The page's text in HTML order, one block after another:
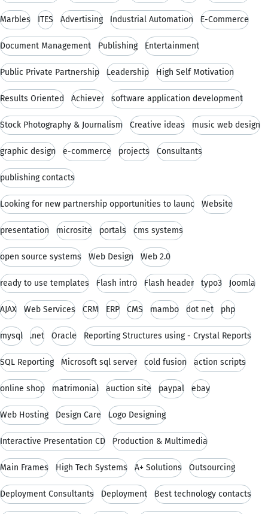
Marbles ITES Advertising Industrial Automation E-Commerce
Document Management Publishing Entertainment
Public Private Partnership Leadership High Self Motivation
Results Oriented Achiever software application development
Stock Photography & Journalism Creative ideas music web design
graphic design e-commerce projects Consultants
publishing contacts
Looking for new partnership opportunities to launc Website
presentation microsite portals cms systems
open source systems Web Design Web 2.0
ready to use templates Flash intro Flash header typo3 Joomla
AJAX Web Services CRM ERP CMS mambo dot net php
mysql .net Oracle Reporting Structures using - Crystal Reports
SQL Reporting Microsoft sql server cold fusion action scripts
online shop matrimonial auction site paypal ebay
Web Hosting Design Care Logo Designing
Interactive Presentation CD Production & Multimedia
Main Frames High Tech Systems A+ Solutions Outsourcing
Deployment Consultants Deployment Best technology contacts